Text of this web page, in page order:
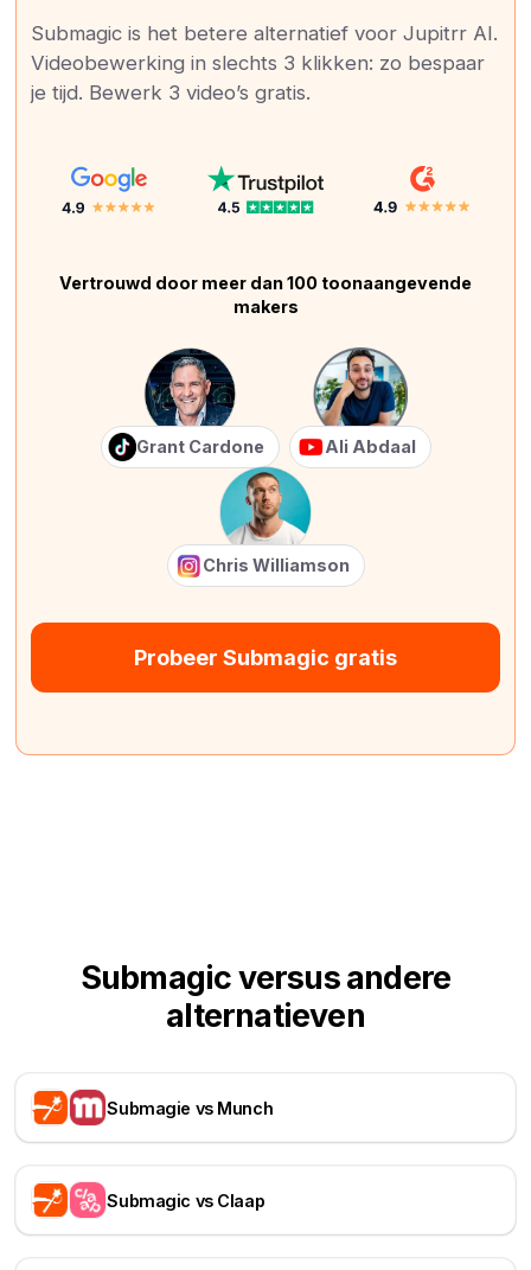
Submagic is het betere alternatief voor Jupitrr AI.
Videobewerking in slechts 3 klikken: zo bespaar
je tijd. Bewerk 3 video’s gratis.
Vertrouwd door meer dan 100 toonaangevende
makers
Grant Cardone Ali Abdaal
Chris Williamson
Probeer Submagic gratis
Submagic versus andere
alternatieven
Submagie vs Munch
Submagic vs Claap